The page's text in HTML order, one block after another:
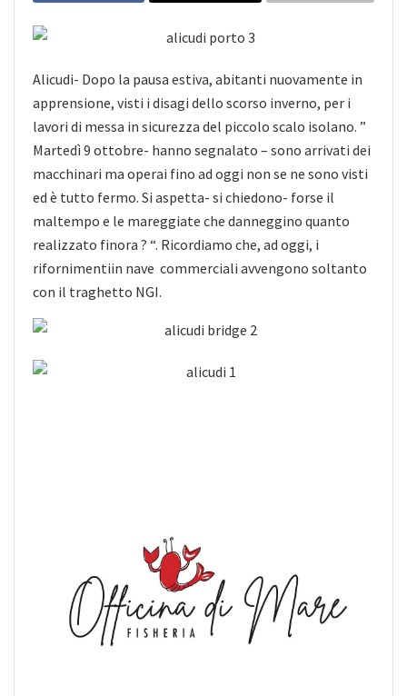
Alicudi- Dopo la pausa estiva, abitanti nuovamente in
apprensione, visti i disagi dello scorso inverno, per i
lavori di messa in sicurezza del piccolo scalo isolano. ”
Martedì 9 ottobre- hanno segnalato – sono arrivati dei
macchinari ma operai fino ad oggi non se ne sono visti
ed è tutto fermo. Si aspetta- si chiedono- forse il
maltempo e le mareggiate che danneggino quanto
realizzato finora ? “. Ricordiamo che, ad oggi, i
rifornimentiin nave commerciali avvengono soltanto
con il traghetto NGI.